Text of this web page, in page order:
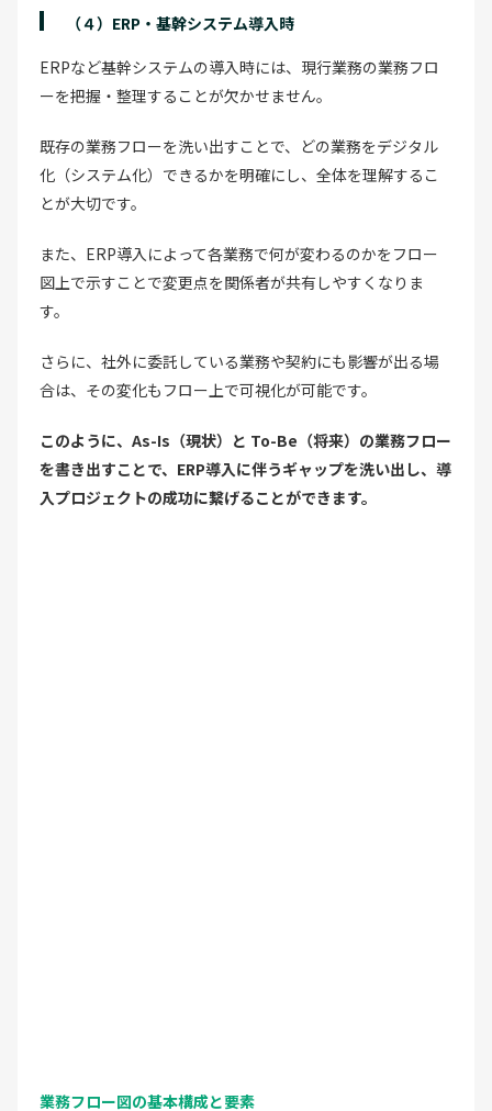
（４）ERP・基幹システム導入時
ERPなど基幹システムの導入時には、現行業務の業務フロ
ーを把握・整理することが欠かせません。
既存の業務フローを洗い出すことで、どの業務をデジタル
化（システム化）できるかを明確にし、全体を理解するこ
とが大切です。
また、ERP導入によって各業務で何が変わるのかをフロー
図上で示すことで変更点を関係者が共有しやすくなりま
す。
さらに、社外に委託している業務や契約にも影響が出る場
合は、その変化もフロー上で可視化が可能です。
このように、As-Is（現状）と To-Be（将来）の業務フロー
を書き出すことで、ERP導入に伴うギャップを洗い出し、導
入プロジェクトの成功に繋げることができます。
業務フロー図の基本構成と要素